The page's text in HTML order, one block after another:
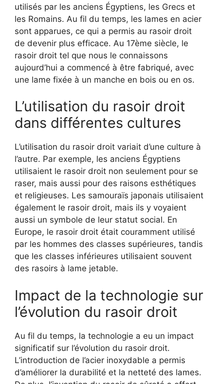
utilisés par les anciens Égyptiens, les Grecs et
les Romains. Au fil du temps, les lames en acier
sont apparues, ce qui a permis au rasoir droit
de devenir plus efficace. Au 17ème siècle, le
rasoir droit tel que nous le connaissons
aujourd’hui a commencé à être fabriqué, avec
une lame fixée à un manche en bois ou en os.
L’utilisation du rasoir droit
dans différentes cultures
L’utilisation du rasoir droit variait d’une culture à
l’autre. Par exemple, les anciens Égyptiens
utilisaient le rasoir droit non seulement pour se
raser, mais aussi pour des raisons esthétiques
et religieuses. Les samouraïs japonais utilisaient
également le rasoir droit, mais ils y voyaient
aussi un symbole de leur statut social. En
Europe, le rasoir droit était couramment utilisé
par les hommes des classes supérieures, tandis
que les classes inférieures utilisaient souvent
des rasoirs à lame jetable.
Impact de la technologie sur
l’évolution du rasoir droit
Au fil du temps, la technologie a eu un impact
significatif sur l’évolution du rasoir droit.
L’introduction de l’acier inoxydable a permis
d’améliorer la durabilité et la netteté des lames.